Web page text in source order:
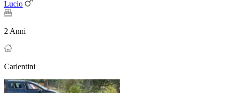
Lucio
2 Anni
Carlentini